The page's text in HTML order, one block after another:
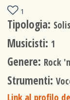
1
Tipologia:
Musicisti: 1
Genere: Rock
Strumenti:
Link al profilo